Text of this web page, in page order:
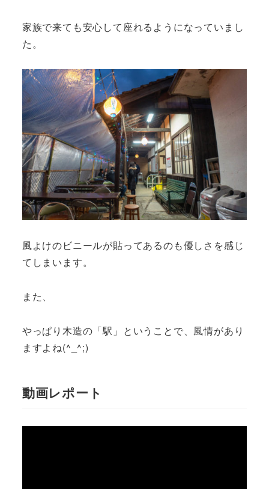
家族で来ても安心して座れるようになっていまし
た。
風よけのビニールが貼ってあるのも優しさを感じ
てしまいます。
また、
やっぱり木造の「駅」ということで、風情があり
ますよね(^_^;)
動画レポート